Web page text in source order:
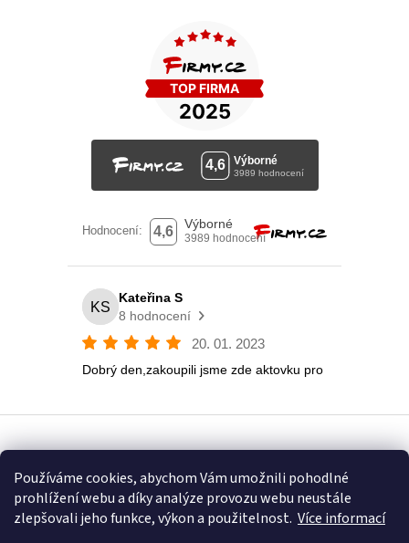
Používáme cookies, abychom Vám umožnili pohodlné
prohlížení webu a díky analýze provozu webu neustále
zlepšovali jeho funkce, výkon a použitelnost. Více informací
Copyright 2026Eshop U Terezky. Všechna práva vyhrazena.